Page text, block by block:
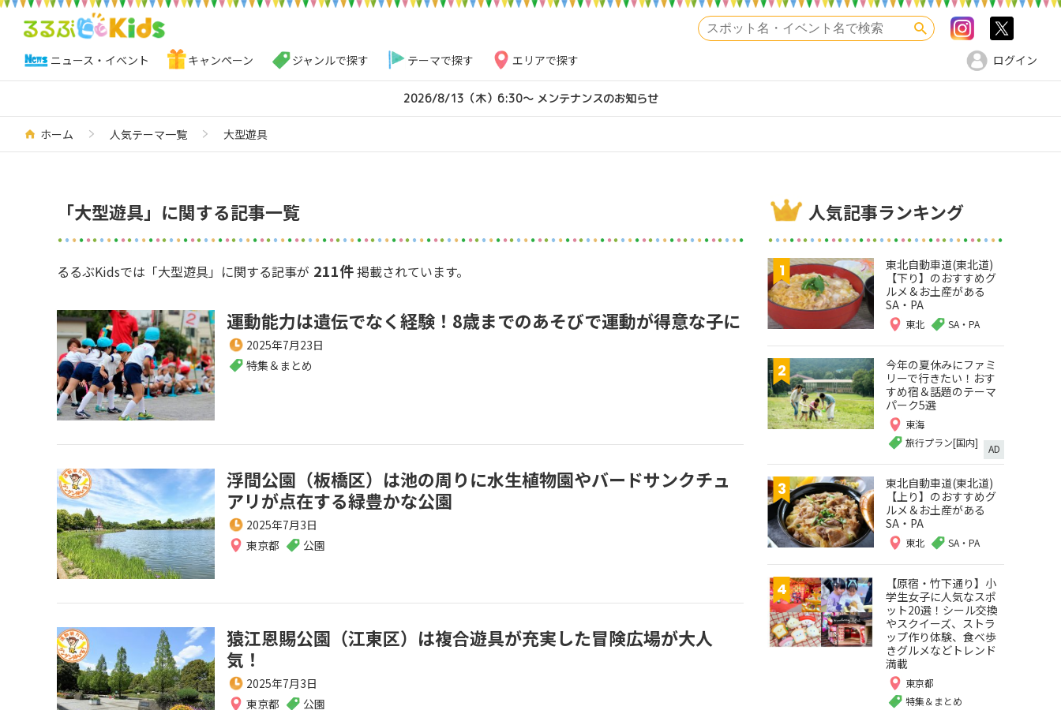
検索 Instagram
ニュース・イベント キャンペーン ジャンルで探す テーマで探す エリアで探す ログイン
2026/8/13（木）6:30～ メンテナンスのお知らせ
ホーム 人気テーマ一覧 大型遊具
「大型遊具」に関する記事一覧
るるぶKidsでは「大型遊具」に関する記事が 211件掲載されています。
運動能力は遺伝でなく経験！8歳までのあそびで運動が得意な子に
2025年7月23日
特集＆まとめ
浮間公園（板橋区）は池の周りに水生植物園やバードサンクチュ
アリが点在する緑豊かな公園
2025年7月3日
東京都
公園
猿江恩賜公園（江東区）は複合遊具が充実した冒険広場が大人
気！
2025年7月3日
東京都
公園
人気記事ランキング
東北自動車道(東北道)
【下り】のおすすめグ
ルメ＆お土産がある
SA・PA
東北 SA・PA
今年の夏休みにファミ
リーで行きたい！おす
すめ宿＆話題のテーマ
パーク5選
東海
旅行プラン[国内]
AD
東北自動車道(東北道)
【上り】のおすすめグ
ルメ＆お土産がある
SA・PA
東北 SA・PA
【原宿・竹下通り】小
学生女子に人気なスポ
ット20選！シール交換
やスクイーズ、ストラ
ップ作り体験、食べ歩
きグルメなどトレンド
満載
東京都
特集＆まとめ